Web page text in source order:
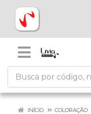
INÍCIO COLORAÇÃO